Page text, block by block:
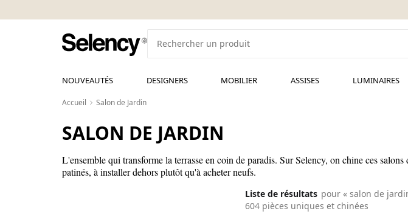
NOUVEAUTÉS DESIGNERS MOBILIER ASSISES LUMINAIRES
Accueil Salon de Jardin
SALON DE JARDIN
L'ensemble qui transforme la terrasse en coin de paradis. Sur Selency, on chine ces
patinés, à installer dehors plutôt qu'à acheter neufs.
Liste de résultats pour « salon de
604 pièces uniques et chinées